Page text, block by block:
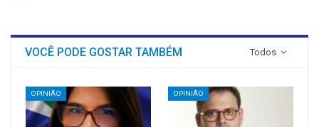
Todos
VOCÊ PODE GOSTAR TAMBÉM
OPINIÃO OPINIÃO